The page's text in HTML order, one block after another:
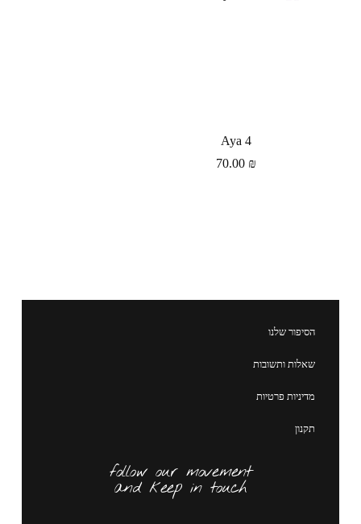
Aya 4
70.00 ₪
הסיפור שלנו
שאלות ותשובות
מדיניות פרטיות
תקנון
follow our movement
and keep in touch